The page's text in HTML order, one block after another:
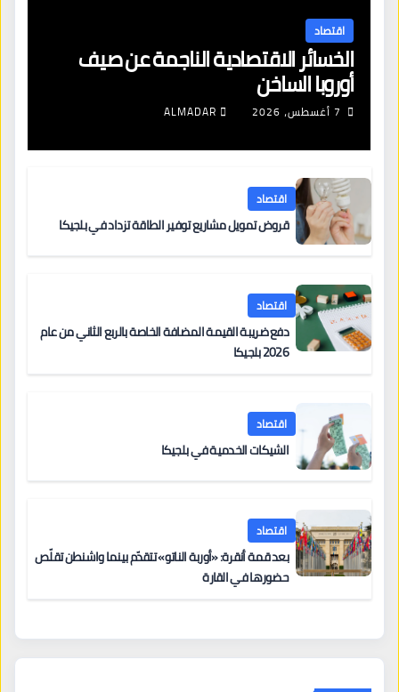
اقتصاد
الخسائر الاقتصادية الناجمة عن صيف
أوروبا الساخن
7 أغسطس، 2026 ALMADAR
اقتصاد
قروض تمويل مشاريع توفير الطاقة تزداد في بلجيكا
اقتصاد
دفع ضريبة القيمة المضافة الخاصة بالربع الثاني من عام
2026 بلجيكا
اقتصاد
الشيكات الخدمية في بلجيكا
اقتصاد
بعد قمة أنقرة: «أوربة الناتو» تتقدّم بينما واشنطن تقلّص
حضورها في القارة